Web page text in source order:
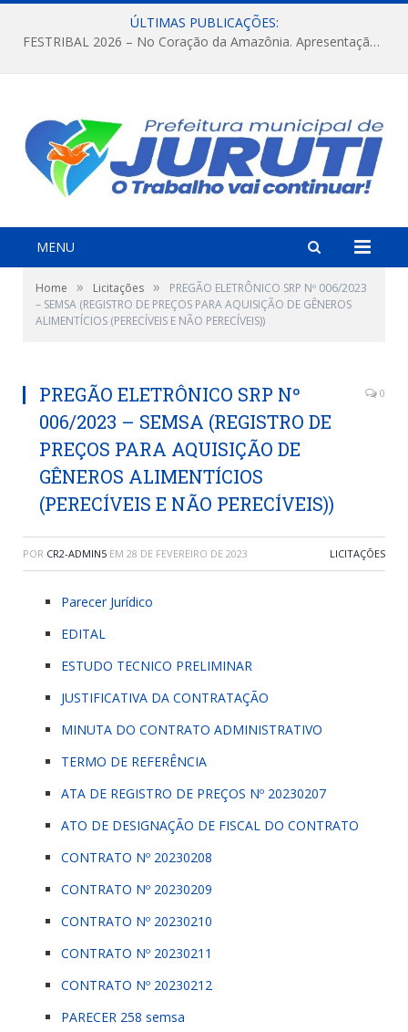
ÚLTIMAS PUBLICAÇÕES:
FESTRIBAL 2026 – No Coração da Amazônia. Apresentação da Munduruku.
MENU
Home » Licitações »
PREGÃO ELETRÔNICO SRP Nº 006/2023
– SEMSA (REGISTRO DE PREÇOS PARA AQUISIÇÃO DE GÊNEROS
ALIMENTÍCIOS (PERECÍVEIS E NÃO PERECÍVEIS))
PREGÃO ELETRÔNICO SRP Nº
006/2023 – SEMSA (REGISTRO DE
PREÇOS PARA AQUISIÇÃO DE
GÊNEROS ALIMENTÍCIOS
(PERECÍVEIS E NÃO PERECÍVEIS))
0
POR CR2-ADMIN5 EM 28 DE FEVEREIRO DE 2023 LICITAÇÕES
Parecer Jurídico
EDITAL
ESTUDO TECNICO PRELIMINAR
JUSTIFICATIVA DA CONTRATAÇÃO
MINUTA DO CONTRATO ADMINISTRATIVO
TERMO DE REFERÊNCIA
ATA DE REGISTRO DE PREÇOS Nº 20230207
ATO DE DESIGNAÇÃO DE FISCAL DO CONTRATO
CONTRATO Nº 20230208
CONTRATO Nº 20230209
CONTRATO Nº 20230210
CONTRATO Nº 20230211
CONTRATO Nº 20230212
PARECER 258 semsa